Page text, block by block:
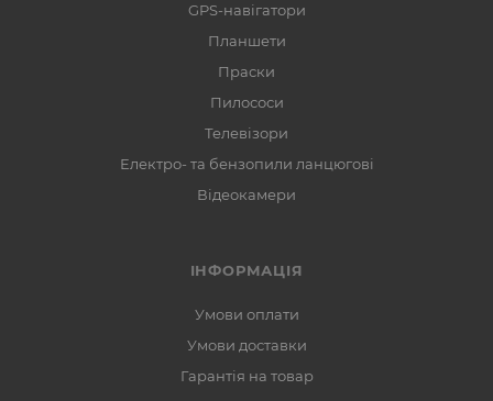
GPS-навігатори
Планшети
Праски
Пилососи
Телевізори
Електро- та бензопили ланцюгові
Відеокамери
ІНФОРМАЦІЯ
Умови оплати
Умови доставки
Гарантія на товар